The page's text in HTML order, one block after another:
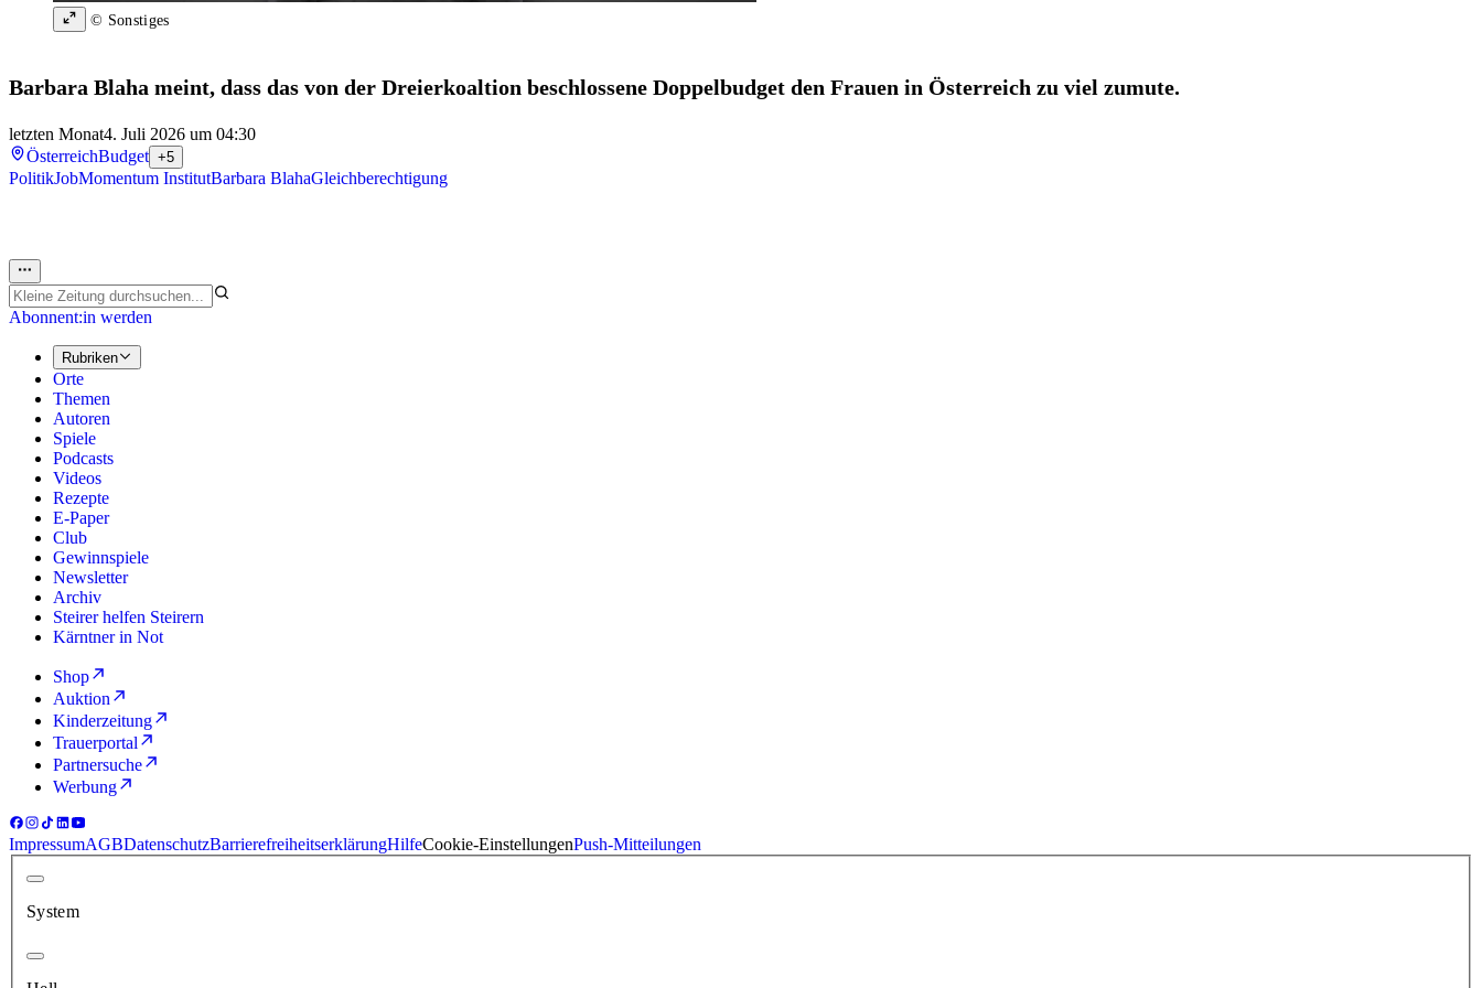
© Sonstiges
Barbara Blaha meint, dass das von der Dreierkoaltion beschlossene Doppelbudget den Frauen in Österreich zu viel zumute.
letzten Monat4. Juli 2026 um 04:30
ÖsterreichBudget +5
PolitikJobMomentum InstitutBarbara BlahaGleichberechtigung
Abonnent:in werden
Rubriken
Orte
Themen
Autoren
Spiele
Podcasts
Videos
Rezepte
E-Paper
Club
Gewinnspiele
Newsletter
Archiv
Steirer helfen Steirern
Kärntner in Not
Shop
Auktion
Kinderzeitung
Trauerportal
Partnersuche
Werbung
ImpressumAGBDatenschutzBarrierefreiheitserklärungHilfeCookie-EinstellungenPush-Mitteilungen
System